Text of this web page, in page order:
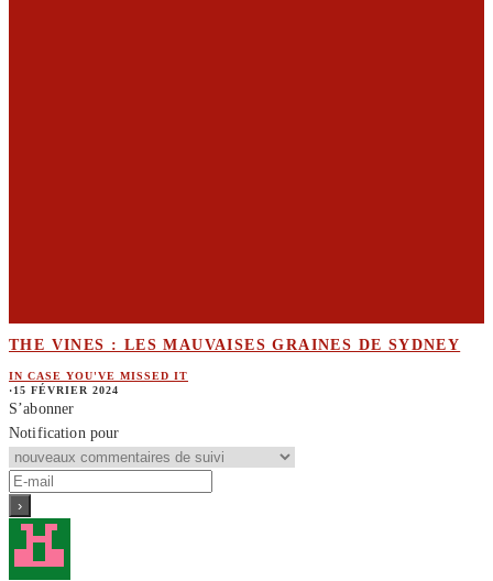
THE VINES : LES MAUVAISES GRAINES DE SYDNEY
IN CASE YOU'VE MISSED IT
·15 FÉVRIER 2024
S’abonner
Notification pour